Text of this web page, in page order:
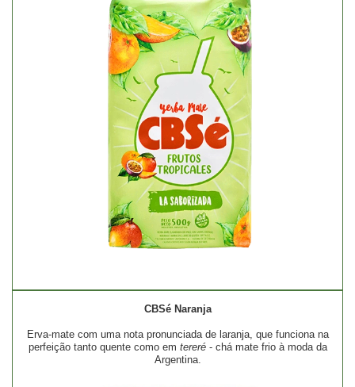
CBSé Naranja
Erva-mate com uma nota pronunciada de laranja, que funciona na
perfeição tanto quente como em tereré- chá mate frio à moda da
Argentina.